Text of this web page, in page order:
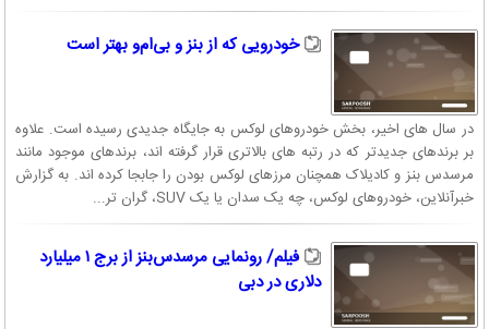
خودرویی که از بنز و بی‌ام‌و بهتر است
در سال های اخیر، بخش خودروهای لوکس به جایگاه جدیدی رسیده است. علاوه
بر برندهای جدیدتر که در رتبه های بالاتری قرار گرفته اند، برندهای موجود مانند
مرسدس بنز و کادیلاک همچنان مرزهای لوکس بودن را جابجا کرده اند. به گزارش
خبرآنلاین، خودروهای لوکس، چه یک سدان یا یک SUV، گران تر...
فیلم/ رونمایی مرسدس‌بنز از برج ۱ میلیارد
دلاری در دبی